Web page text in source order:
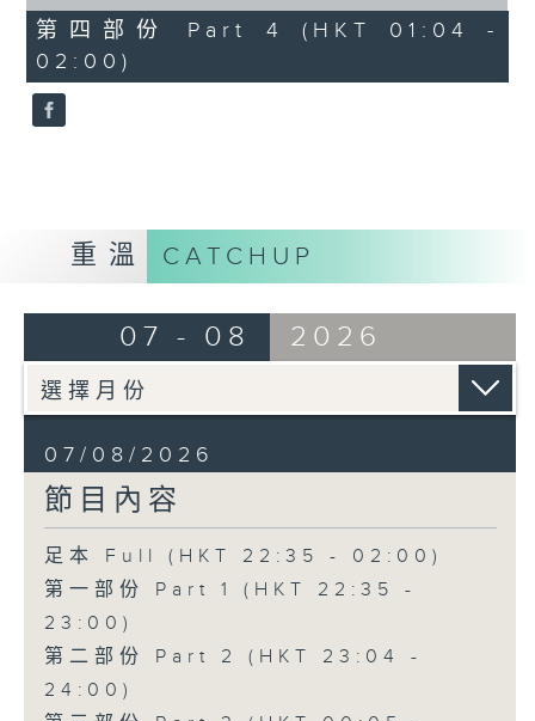
節目名稱：越劇欣賞
節目主持：陳箋
主唱
56
minutes,
9
seconds
第四部份 Part 4 (HKT 01:04 -
02:00)
重溫 CATCHUP
07 - 08 2026
07/08/2026
節目內容
足本 Full (HKT 22:35 - 02:00)
第一部份 Part 1 (HKT 22:35 -
23:00)
第二部份 Part 2 (HKT 23:04 -
24:00)